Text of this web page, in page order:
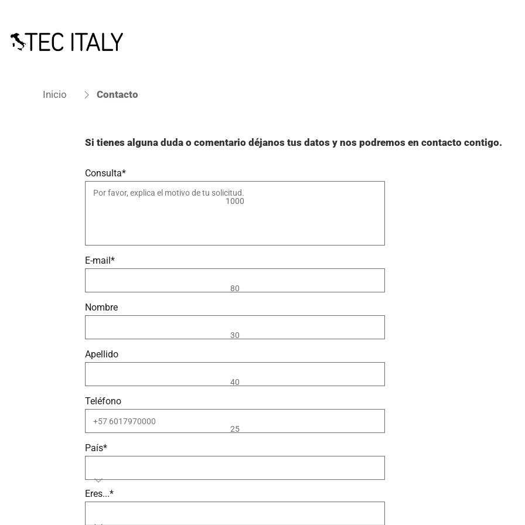
Inicio Contacto
Si tienes alguna duda o comentario déjanos tus datos y nos podremos en contacto contigo.
Consulta*
1000
E-mail*
80
Nombre
30
Apellido
40
Teléfono
25
País*
Eres...*